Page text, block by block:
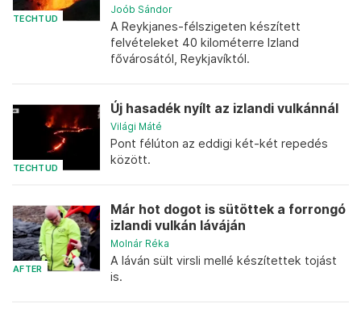
TECHTUD
Joób Sándor
A Reykjanes-félszigeten készített
felvételeket 40 kilométerre Izland
fővárosától, Reykjavíktól.
TECHTUD
Új hasadék nyílt az izlandi vulkánnál
Világi Máté
Pont félúton az eddigi két-két repedés
között.
AFTER
Már hot dogot is sütöttek a forrongó
izlandi vulkán láváján
Molnár Réka
A láván sült virsli mellé készítettek tojást
is.